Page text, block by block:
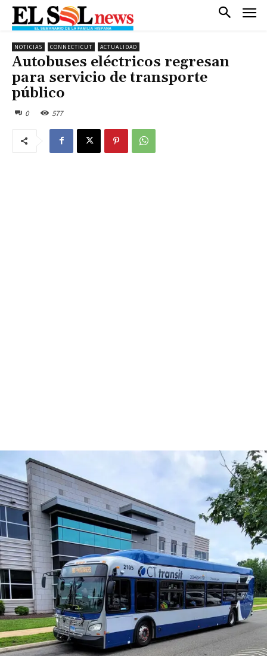
NOTICIAS CONNECTICUT ACTUALIDAD
Autobuses eléctricos regresan
para servicio de transporte
público
0 577